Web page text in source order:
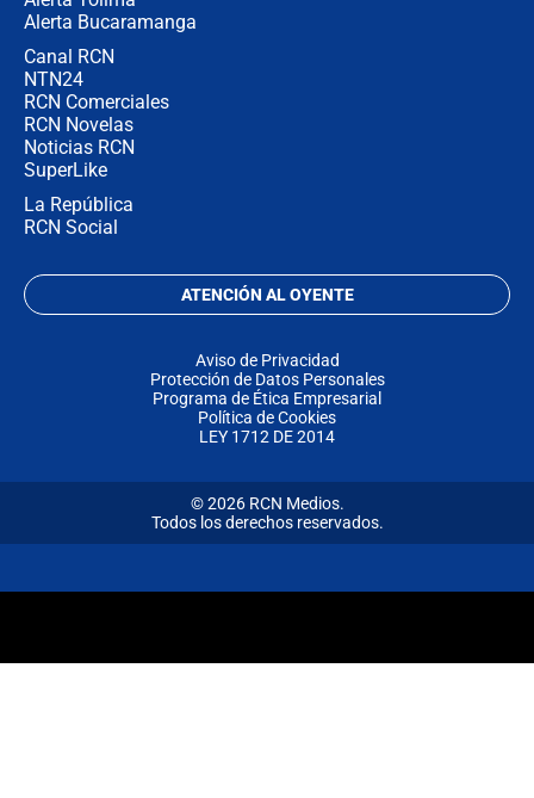
Alerta Bucaramanga
Canal RCN
NTN24
RCN Comerciales
RCN Novelas
Noticias RCN
SuperLike
La República
RCN Social
ATENCIÓN AL OYENTE
Aviso de Privacidad
Protección de Datos Personales
Programa de Ética Empresarial
Política de Cookies
LEY 1712 DE 2014
© 2026 RCN Medios.
Todos los derechos reservados.